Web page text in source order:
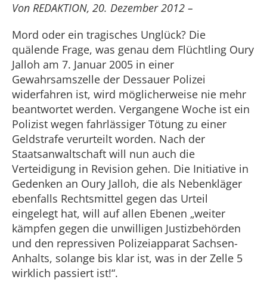
Von REDAKTION, 20. Dezember 2012 –
Mord oder ein tragisches Unglück? Die
quälende Frage, was genau dem Flüchtling Oury
Jalloh am 7. Januar 2005 in einer
Gewahrsamszelle der Dessauer Polizei
widerfahren ist, wird möglicherweise nie mehr
beantwortet werden. Vergangene Woche ist ein
Polizist wegen fahrlässiger Tötung zu einer
Geldstrafe verurteilt worden. Nach der
Staatsanwaltschaft will nun auch die
Verteidigung in Revision gehen. Die Initiative in
Gedenken an Oury Jalloh, die als Nebenkläger
ebenfalls Rechtsmittel gegen das Urteil
eingelegt hat, will auf allen Ebenen „weiter
kämpfen gegen die unwilligen Justizbehörden
und den repressiven Polizeiapparat Sachsen-
Anhalts, solange bis klar ist, was in der Zelle 5
wirklich passiert ist!“.